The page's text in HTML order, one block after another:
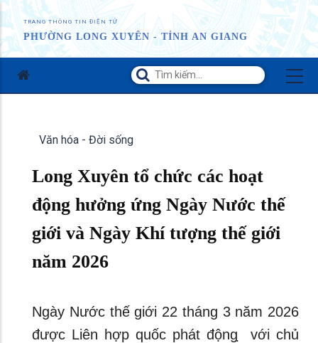
TRANG THÔNG TIN ĐIỆN TỬ
PHƯỜNG LONG XUYÊN - TỈNH AN GIANG
Văn hóa - Đời sống
Long Xuyên tổ chức các hoạt
động hưởng ứng Ngày Nước thế
giới và Ngày Khí tượng thế giới
năm 2026
Ngày Nước thế giới 22 tháng 3 năm 2026
được Liên hợp quốc phát động ̣ với chủ